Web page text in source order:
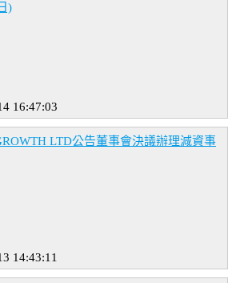
)
16:47:03
LTD公告董事會決議辦理減資事
14:43:11